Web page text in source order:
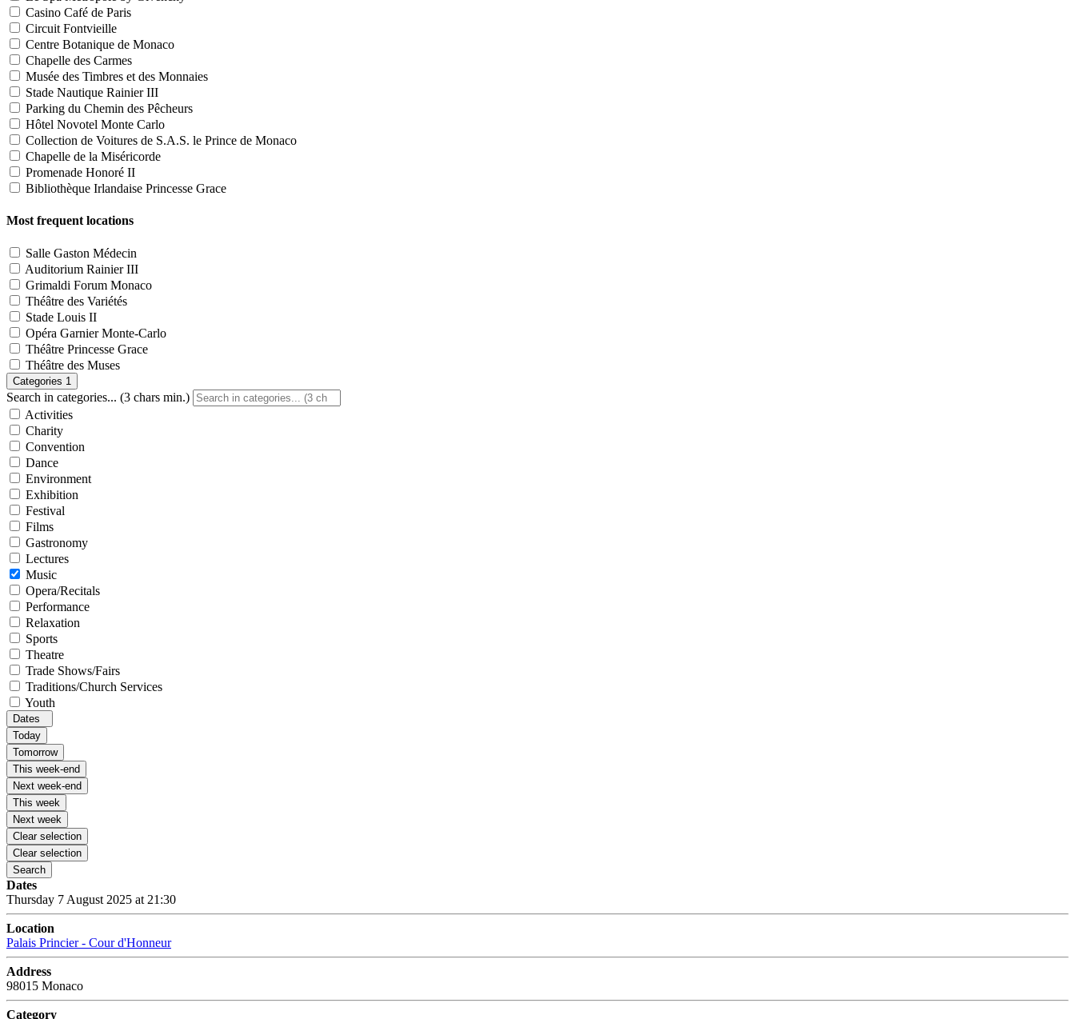
Casino Café de Paris
Circuit Fontvieille
Centre Botanique de Monaco
Chapelle des Carmes
Musée des Timbres et des Monnaies
Stade Nautique Rainier III
Parking du Chemin des Pêcheurs
Hôtel Novotel Monte Carlo
Collection de Voitures de S.A.S. le Prince de Monaco
Chapelle de la Miséricorde
Promenade Honoré II
Bibliothèque Irlandaise Princesse Grace
Most frequent locations
Salle Gaston Médecin
Auditorium Rainier III
Grimaldi Forum Monaco
Théâtre des Variétés
Stade Louis II
Opéra Garnier Monte-Carlo
Théâtre Princesse Grace
Théâtre des Muses
Categories 1
Search in categories... (3 chars min.)
Activities
Charity
Convention
Dance
Environment
Exhibition
Festival
Films
Gastronomy
Lectures
Music
Opera/Recitals
Performance
Relaxation
Sports
Theatre
Trade Shows/Fairs
Traditions/Church Services
Youth
Dates
Today
Tomorrow
This week-end
Next week-end
This week
Next week
Clear selection
Clear selection
Search
Dates
Thursday 7 August 2025 at 21:30
Location
Palais Princier - Cour d'Honneur
Address
98015 Monaco
Category